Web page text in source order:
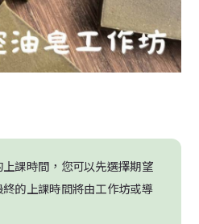
課時間，您可以先選擇期望
的上課時間將由工作坊或導